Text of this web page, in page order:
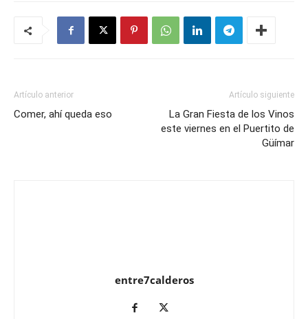
Artículo anterior
Comer, ahí queda eso
Artículo siguiente
La Gran Fiesta de los Vinos
este viernes en el Puertito de
Güímar
entre7calderos